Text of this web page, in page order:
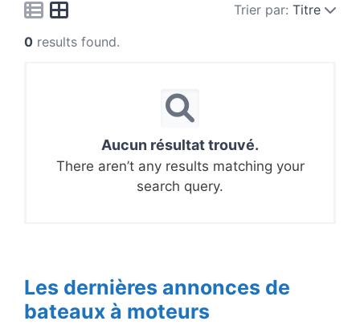
Trier par: Titre
0 results found.
Aucun résultat trouvé.
There aren’t any results matching your
search query.
Les dernières annonces de
bateaux à moteurs